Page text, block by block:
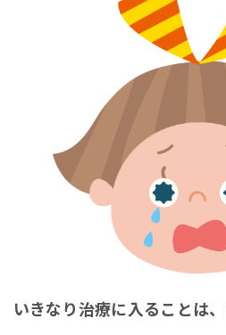
いきなり治療に入ることは、